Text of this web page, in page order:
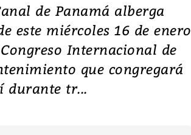
de Panamá alberga
este miércoles 16 de enero
Internacional de
que congregará
durante tr...
Video: Lula lanza su
candidatura con
promesas de inversión
en defensa, educación y
tierras raras